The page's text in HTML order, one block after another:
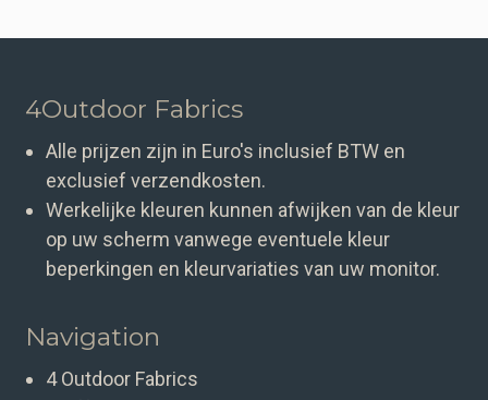
4Outdoor Fabrics
Alle prijzen zijn in Euro's inclusief BTW en
exclusief verzendkosten.
Werkelijke kleuren kunnen afwijken van de kleur
op uw scherm vanwege eventuele kleur
beperkingen en kleurvariaties van uw monitor.
Navigation
4 Outdoor Fabrics